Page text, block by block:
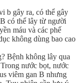
b gây ra, có thể gây
có thể lây từ người
máu và các phế
không dùng bao cao
Bệnh không lây qua
nước bọt, nước
viêm gan B nhưng